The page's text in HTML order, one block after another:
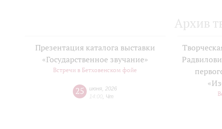
Архив
Презентация каталога выставки
«Государственное звучание»
Встречи в Бетховенском фойе
25 июня 2026
14:00 Чт